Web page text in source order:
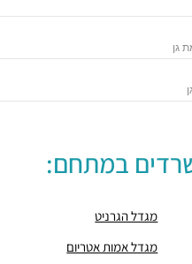
במתחם:
מגדל הגרניט
מגדל אמות אטריום